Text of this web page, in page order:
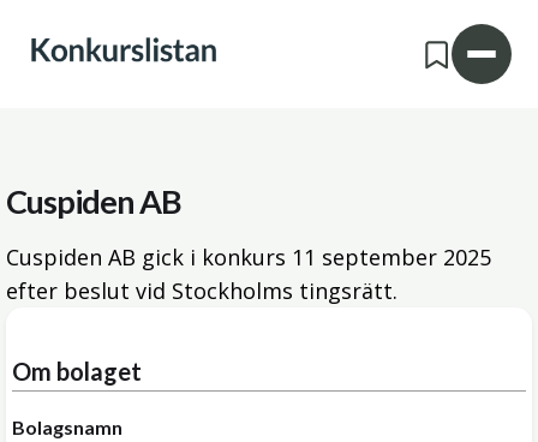
Cuspiden AB
Cuspiden AB gick i konkurs 11 september 2025
efter beslut vid Stockholms tingsrätt.
Om bolaget
Bolagsnamn